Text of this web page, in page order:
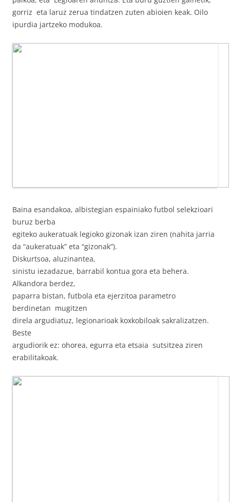
gorriz eta laruz zerua tindatzen zuten abioien keak. Oilo
ipurdia jartzeko modukoa.
Baina esandakoa, albistegian espainiako futbol selekzioari
buruz berba
egiteko aukeratuak legioko gizonak izan ziren (nahita jarria
da “aukeratuak” eta “gizonak”).
Diskurtsoa, aluzinantea,
sinistu iezadazue, barrabil kontua gora eta behera.
Alkandora berdez,
paparra bistan, futbola eta ejerzitoa parametro
berdinetan mugitzen
direla argudiatuz, legionarioak koxkobiloak sakralizatzen.
Beste
argudiorik ez: ohorea, egurra eta etsaia sutsitzea ziren
erabilitakoak.